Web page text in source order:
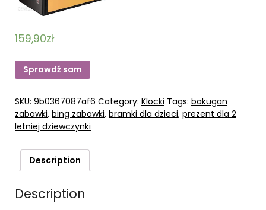
159,90zł
Sprawdź sam
SKU: 9b0367087af6 Category: Klocki Tags: bakugan
zabawki, bing zabawki, bramki dla dzieci, prezent dla 2
letniej dziewczynki
Description
Description